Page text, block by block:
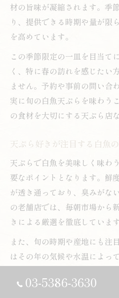
材の旨味が凝縮されます。季
り、提供できる時期や量が限
を高めています。
この季節限定の一皿を目当て
く、特に春の訪れを感じたい
ません。予約や事前の問い合
実に旬の白魚天ぷらを味わう
の食材を大切にする天ぷら店
天ぷら好きが注目する白魚
天ぷらで白魚を美味しく味わ
要なポイントとなります。鮮
が透き通っており、臭みがな
の老舗店では、毎朝市場から
きによる厳選を徹底しています
また、旬の時期や産地にも注
はその年の気候や水温によっ
るため、店主のこだわりや仕
みの一つ。初心者の方は「本
03-5386-3630